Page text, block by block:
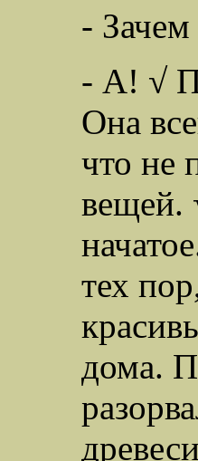
-
- А! √
Она
что не
вещей.
тех
дома.